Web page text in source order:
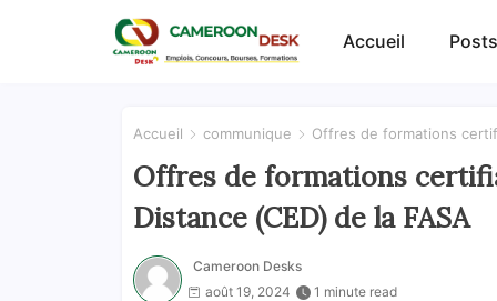
Accueil
Accueil communique Offres de formations
Offres de formations
Distance (CED) de la FASA
Cameroon Desks
août 19, 2024
1 minute read